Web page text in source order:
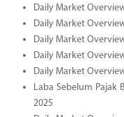
Daily Market
Daily Market
Daily Market
Daily Market
Daily Market
Laba Sebelum Pajak
2025